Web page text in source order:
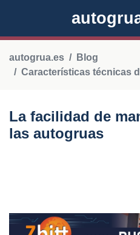
autogrua.es
Blog
Características técnicas
La facilidad de
las autogruas